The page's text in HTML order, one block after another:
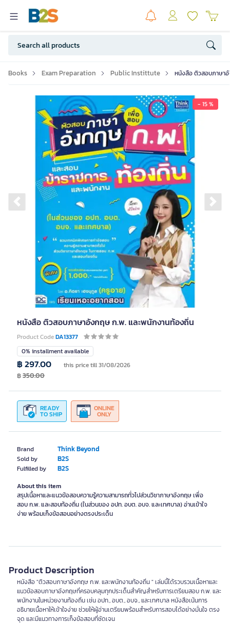
Books Exam Preparation Public Instittute หนังสือ ติวสอบภาษา
- 15 %
Previous slide
หนังสือ ติวสอบภาษาอังกฤษ ก.พ. และพนักงานท้องถิ่น
Product CodeDA13377
Brand Think Beyond
Sold by B2S
Fulfilled by B2S
0% installment available
READY
TO SHIP
ONLINE
ONLY
฿ 297.00 this price till 31/08/2026
฿350.00
About this item
สรุปเนื้อหาและแนวข้อสอบความรู้ความสามารถทั่วไปส่วนวิชาภาษาอังกฤษ เพื่อ
สอบ ก.พ. และสอบท้องถิ่น (ในส่วนของ อปท. อบต. อบจ. และเทศบาล) อ่านเข้าใจ
ง่าย พร้อมเก็งข้อสอบอย่างตรงประเด็น
Product Description
หนังสือ "ติวสอบภาษาอังกฤษ ก.พ. และพนักงานท้องถิ่น " เล่มนี้ได้รวบรวมเนื้อหาและ
แนวข้อสอบภาษาอังกฤษที่ครอบคลุมทุกประเด็นสำคัญสำหรับการเตรียมสอบ ก.พ. และ
พนักงานในหน่วยงานท้องถิ่น เช่น อปท., อบต., อบจ., และเทศบาล หนังสือเน้นการ
อธิบายเนื้อหาให้เข้าใจง่าย ช่วยให้ผู้อ่านเตรียมพร้อมสำหรับการสอบได้อย่างมั่นใจ ตรง
จุด และมีแนวทางการเก็งข้อสอบที่ชัดเจน